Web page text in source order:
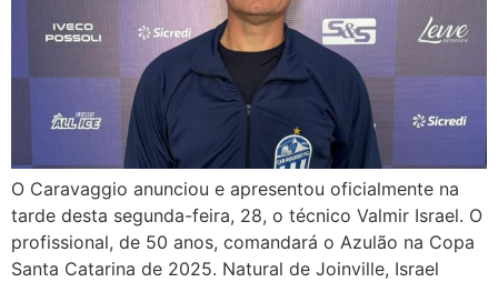
O Caravaggio anunciou e apresentou oficialmente na
tarde desta segunda-feira, 28, o técnico Valmir Israel. O
profissional, de 50 anos, comandará o Azulão na Copa
Santa Catarina de 2025. Natural de Joinville, Israel